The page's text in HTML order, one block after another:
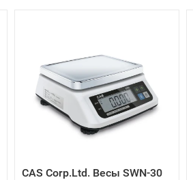
CAS Corp.Ltd. Весы SWN-30